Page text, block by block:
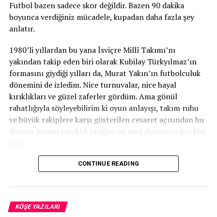
olgunlaşır. Çünkü yanılgı, ne olmadığımızı gösterirken
kim olduğumuza giden yoldaki çakıl taşlarını temizler.
Yıkılan şey sadece yanlış bir fikir değil, yıllarca üzerimize
giydiğimiz sahte bir kimliktir.
​Aramızdaki yaş farkı ya da hayata farklı pencerelerden
bakıyor olmamız, aynı hakikatte buluşmamıza engel
değildi. O gün anladım ki burayı bana „ev“ kılacak şey
tanıdık esnaf yüzleri değil, hiç tanımadığım bir insanın
yarasında kendi hakikatimi görme cesaretiydi.
​Dışarı adım attığımda sokaklar hâlâ yabancıydı ama
eşyalarını değil, hayal kırıklıklarından süzdüğü
olgunluğu da yanında getiriyormuş. Meğer hayatın bana
Futbol bazen sadece skor değildir. Bazen 90 dakika
boyunca verdiğiniz mücadele, kupadan daha fazla şey
anlatır.
1980’li yıllardan bu yana İsviçre Millî Takımı’nı
yakından takip eden biri olarak Kubilay Türkyılmaz’ın
formasını giydiği yılları da, Murat Yakın’ın futbolculuk
dönemini de izledim. Nice turnuvalar, nice hayal
kırıklıkları ve güzel zaferler gördüm. Ama gönül
rahatlığıyla söyleyebilirim ki oyun anlayışı, takım ruhu
ve büyük rakiplere karşı gösterilen cesaret açısından bu
dönem, benim tanıklık ettiğim en özel dönemlerden biri
İsviçre Millî Takımı’nın turnuvaya vedası da tam
böyleydi. Elbette üzüldük. Bir adım daha atılabilirdi, belki
yarı final, belki final… Ama bitiş düdüğü çaldığında
aklımda kalan ilk şey elenmek olmadı. Bu takımın ortaya
koyduğu karakter oldu.
CONTINUE READING
KÖŞE YAZILARI